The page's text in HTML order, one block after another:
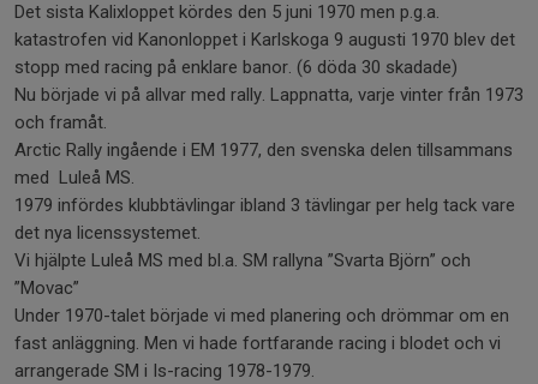
Det sista Kalixloppet kördes den 5 juni 1970 men p.g.a.
katastrofen vid Kanonloppet i Karlskoga 9 augusti 1970 blev det
stopp med racing på enklare banor. (6 döda 30 skadade)
Nu började vi på allvar med rally. Lappnatta, varje vinter från 1973
och framåt.
Arctic Rally ingående i EM 1977, den svenska delen tillsammans
med Luleå MS.
1979 infördes klubbtävlingar ibland 3 tävlingar per helg tack vare
det nya licenssystemet.
Vi hjälpte Luleå MS med bl.a. SM rallyna ”Svarta Björn” och
”Movac”
Under 1970-talet började vi med planering och drömmar om en
fast anläggning. Men vi hade fortfarande racing i blodet och vi
arrangerade SM i Is-racing 1978-1979.